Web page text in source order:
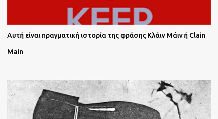
Αυτή είναι πραγματική ιστορία της φράσης Κλάιν Μάιν ή Clain
Main